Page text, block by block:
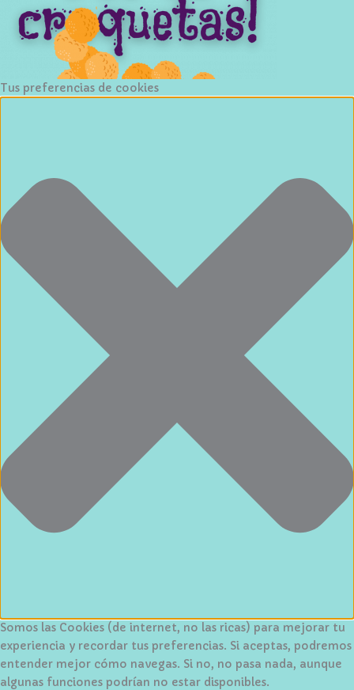
Tus preferencias de cookies
Somos las Cookies (de internet, no las ricas) para mejorar tu
experiencia y recordar tus preferencias. Si aceptas, podremos
entender mejor cómo navegas. Si no, no pasa nada, aunque
algunas funciones podrían no estar disponibles.